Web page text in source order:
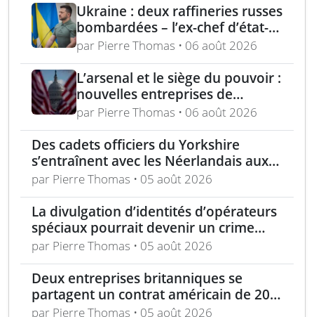
Ukraine : deux raffineries russes
bombardées – l’ex-chef d’état-
major ukrainien juge l’OTAN
dépassée
par Pierre Thomas • 06 août 2026
L’arsenal et le siège du pouvoir :
nouvelles entreprises de
défense, capital-risque et
politique industrielle des États
par Pierre Thomas • 06 août 2026
Des cadets officiers du Yorkshire
s’entraînent avec les Néerlandais aux
Pays-Bas
par Pierre Thomas • 05 août 2026
La divulgation d’identités d’opérateurs
spéciaux pourrait devenir un crime
selon une loi proposée
par Pierre Thomas • 05 août 2026
Deux entreprises britanniques se
partagent un contrat américain de 200
M$ pour des systèmes barrières
par Pierre Thomas • 05 août 2026